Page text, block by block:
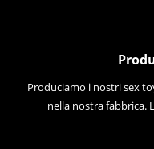
Produciamo i nostri sex
nella nostra fabbrica.